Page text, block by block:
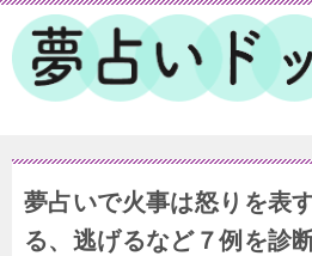
夢占いで火事は怒りを表
る、逃げるなど７例を診